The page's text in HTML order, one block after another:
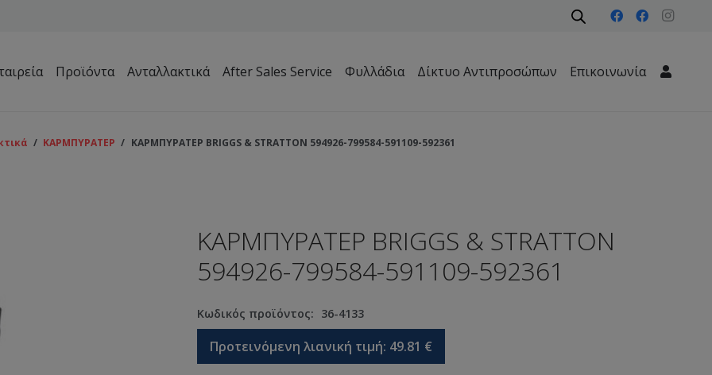
Προϊόντα Ανταλλακτικά After Sales Service Φυλλάδια Δίκτυο Αντιπροσώπων Επικοινωνία
/ ΚΑΡΜΠΥΡΑΤΕΡ / ΚΑΡΜΠΥΡΑΤΕΡ BRIGGS & STRATTON 594926-799584-591109-592361
ΚΑΡΜΠΥΡΑΤΕΡ BRIGGS & STRATTON
594926-799584-591109-592361
Κωδικός προϊόντος: 36-4133
Προτεινόμενη λιανική τιμή: 49.81 €